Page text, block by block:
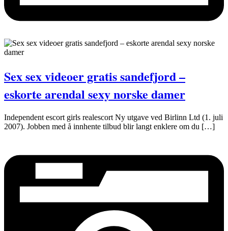
Sex sex videoer gratis sandefjord –
eskorte arendal sexy norske damer
Independent escort girls realescort Ny utgave ved Birlinn Ltd (1. juli
2007). Jobben med å innhente tilbud blir langt enklere om du […]